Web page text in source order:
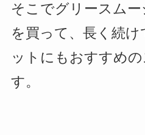
そこでグリースム
を買って、長く続
ットにもおすすめ
す。